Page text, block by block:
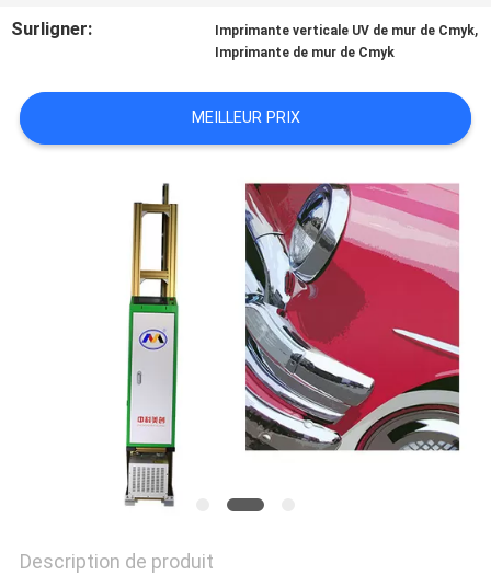
CAS
DEMANDEZ
CITATION
PRIVACY
Surligner: Imprimante verticale UV de mur de Cmyk,
Imprimante de mur de Cmyk
MEILLEUR PRIX
Description de produit